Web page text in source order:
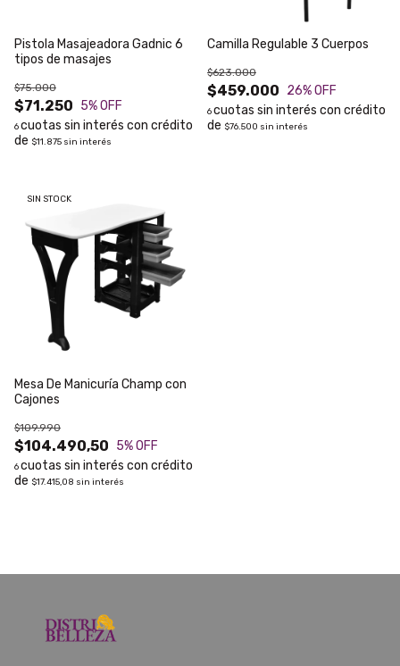
Pistola Masajeadora Gadnic 6
tipos de masajes
$71.250
$75.000
5% OFF
6
$11.875 sin interés
Camilla Regulable 3 Cuerpos
$459.000
$623.000
26% OFF
6
$76.500 sin interés
SIN STOCK
Mesa De Manicuría Champ con
Cajones
$104.490,50
$109.990
5% OFF
6
$17.415,08 sin interés